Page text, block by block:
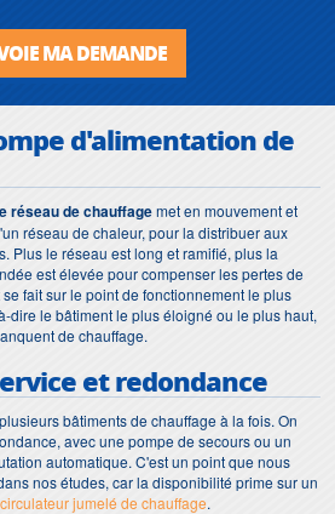
MA DEMANDE
d'alimentation de
réseau de chauffagemet en mouvement et
réseau de chaleur, pour la distribuer aux
Plus le réseau est long et ramifié, plus la
est élevée pour compenser les pertes de
fait sur le point de fonctionnement le plus
dire le bâtiment le plus éloigné ou le plus haut,
de chauffage.
et redondance
bâtiments de chauffage à la fois. On
avec une pompe de secours ou un
automatique. C'est un point que nous
nos études, car la disponibilité prime sur un
circulateur jumelé de chauffage.